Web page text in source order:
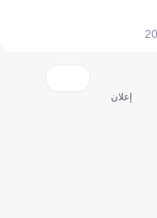
إعلان